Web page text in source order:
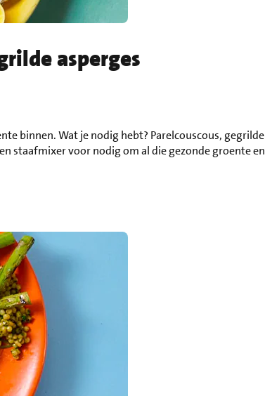
asperges
binnen. Wat je nodig hebt? Parelcouscous, gegrilde
staafmixer voor nodig om al die gezonde groente en